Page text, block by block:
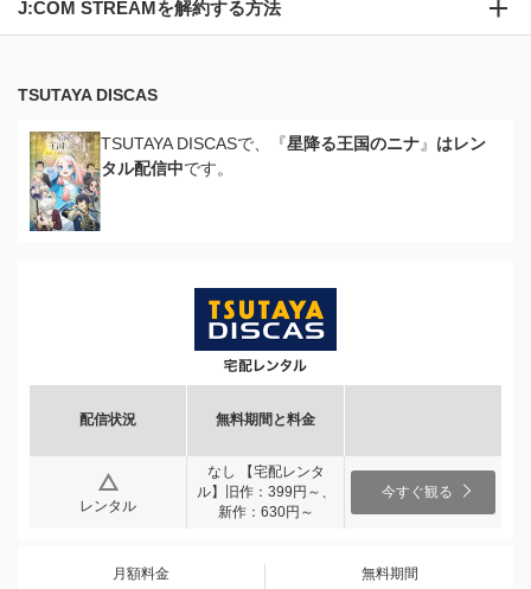
J:COM STREAMを解約する方法
TSUTAYA DISCAS
TSUTAYA DISCASで、『星降る王国のニナ』 はレン
タル配信中です。
配信状況 無料期間と料金
レンタル
なし 【宅配レンタ
ル】旧作：399円～、
新作：630円～
今すぐ観る
月額料金 無料期間